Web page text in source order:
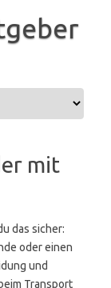
mit
das sicher:
oder einen
und
Transport